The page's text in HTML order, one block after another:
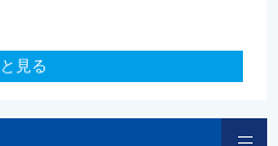
見る